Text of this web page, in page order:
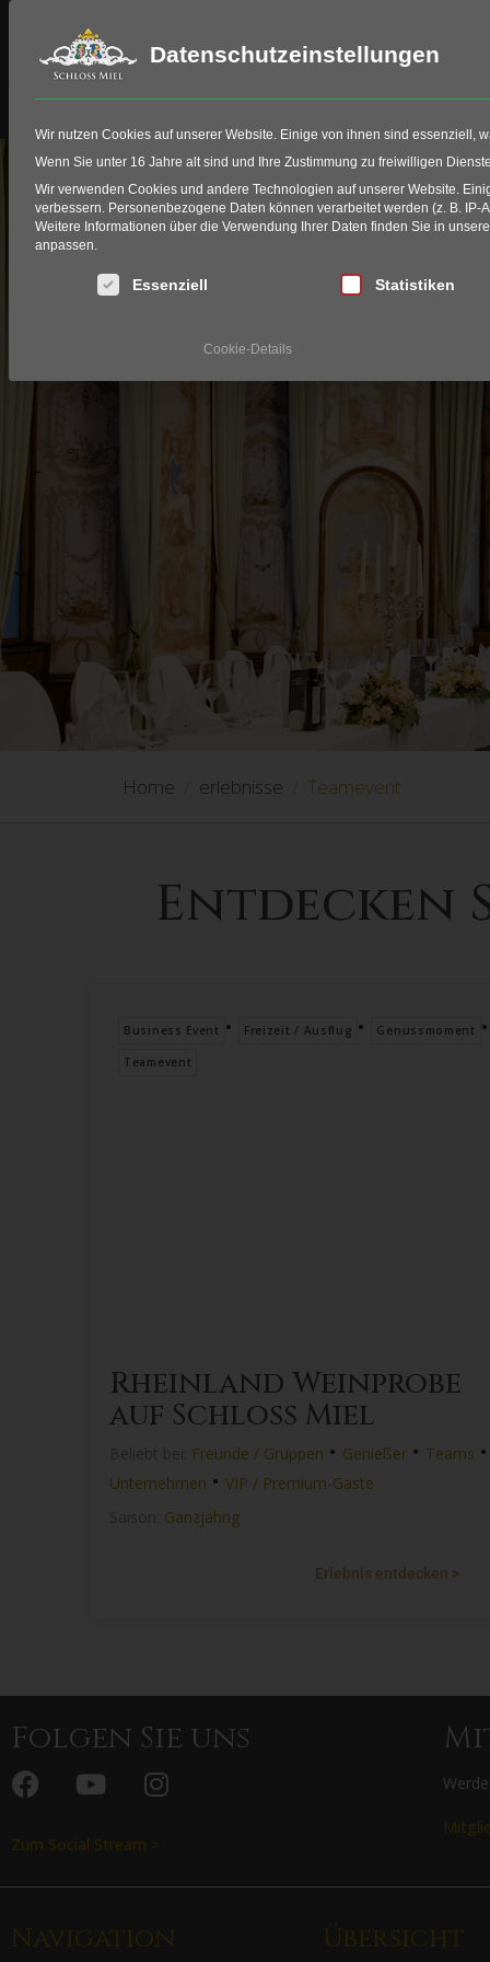
HIO Fitting Schloss Miel Golf
Home erlebnisse Teamevent
Entdecken
Business Event • Freizeit / Ausflug • Genussmoment •
Teamevent
Rheinland Weinprobe
auf Schloss Miel
Freunde / Gruppen • Genießer • Teams •
Unternehmen • VIP / Premium-Gäste
Ganzjährig
Erlebnis entdecken >
Folgen Sie uns
Zum Social Stream >
Navigation Übersicht
Datenschutzeinstellungen
Wir nutzen Cookies auf unserer Website. Einige von ihnen sind essenziell,
Wenn Sie unter 16 Jahre alt sind und Ihre Zustimmung zu freiwilligen
Wir verwenden Cookies und andere Technologien auf unserer Website.
verbessern. Personenbezogene Daten können verarbeitet werden (z. B.
Weitere Informationen über die Verwendung Ihrer Daten finden Sie in
anpassen.
Es folgt eine Liste der Service-Gruppen, für die eine
Essenziell Statistiken
Cookie-Details